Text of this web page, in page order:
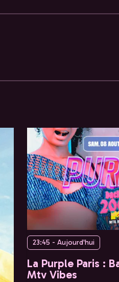
23:45 - Aujourd'hui
La Purple Paris :
Mtv Vibes